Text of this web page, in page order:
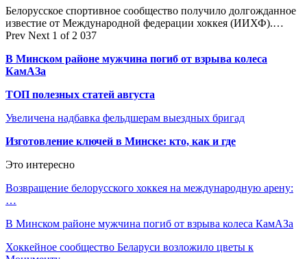
Белорусское спортивное сообщество получило долгожданное
известие от Международной федерации хоккея (ИИХФ).…
Prev Next 1 of 2 037
В Минском районе мужчина погиб от взрыва колеса
КамАЗа
ТОП полезных статей августа
Увеличена надбавка фельдшерам выездных бригад
Изготовление ключей в Минске: кто, как и где
Это интересно
Возвращение белорусского хоккея на международную арену:
…
В Минском районе мужчина погиб от взрыва колеса КамАЗа
Хоккейное сообщество Беларуси возложило цветы к